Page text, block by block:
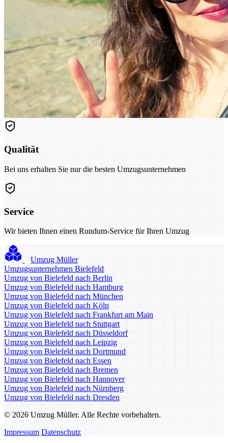
Qualität
Bei uns erhalten Sie nur die besten Umzugsunternehmen
Service
Wir bieten Ihnen einen Rundum-Service für Ihren Umzug
Umzug Müller
Umzugsunternehmen Bielefeld
Umzug von Bielefeld nach Berlin
Umzug von Bielefeld nach Hamburg
Umzug von Bielefeld nach München
Umzug von Bielefeld nach Köln
Umzug von Bielefeld nach Frankfurt am Main
Umzug von Bielefeld nach Stuttgart
Umzug von Bielefeld nach Düsseldorf
Umzug von Bielefeld nach Leipzig
Umzug von Bielefeld nach Dortmund
Umzug von Bielefeld nach Essen
Umzug von Bielefeld nach Bremen
Umzug von Bielefeld nach Hannover
Umzug von Bielefeld nach Nürnberg
Umzug von Bielefeld nach Dresden
© 2026 Umzug Müller. Alle Rechte vorbehalten.
Impressum Datenschutz